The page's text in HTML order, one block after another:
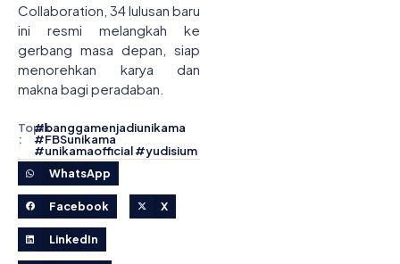
Collaboration, 34 lulusan baru
ini resmi melangkah ke
gerbang masa depan, siap
menorehkan karya dan
makna bagi peradaban.
Topik
:
#banggamenjadiunikama
#FBSunikama
#unikamaofficial#yudisium
WhatsApp
Facebook X
LinkedIn